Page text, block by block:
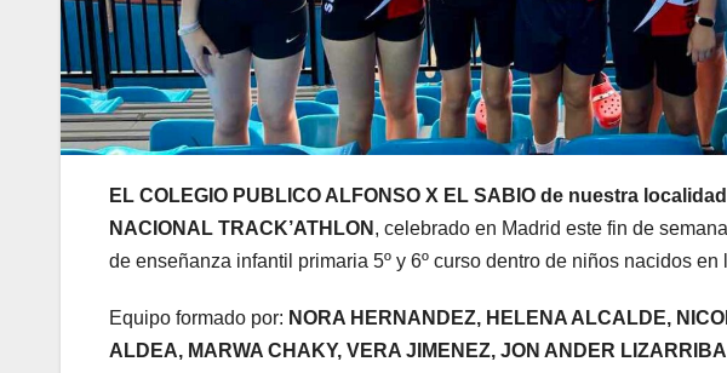
EL COLEGIO PUBLICO ALFONSO X EL SABIO de nuestra
NACIONAL TRACK’ATHLON , celebrado en Madrid este fin de
de enseñanza infantil primaria 5º y 6º curso dentro de niños nacidos en
Equipo formado por: NORA HERNANDEZ, HELENA ALCALDE,
ALDEA, MARWA CHAKY, VERA JIMENEZ, JON ANDER